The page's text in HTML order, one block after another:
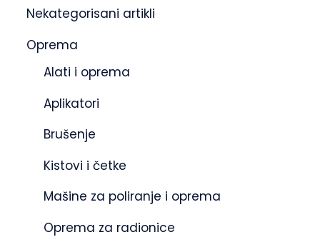
Nekategorisani artikli
Oprema
Alati i oprema
Aplikatori
Brušenje
Kistovi i četke
Mašine za poliranje i oprema
Oprema za radionice